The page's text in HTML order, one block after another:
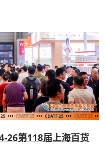
26第118届上海百货